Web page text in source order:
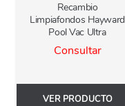
Recambio
Limpiafondos Hayward
Pool Vac Ultra
Consultar
VER PRODUCTO